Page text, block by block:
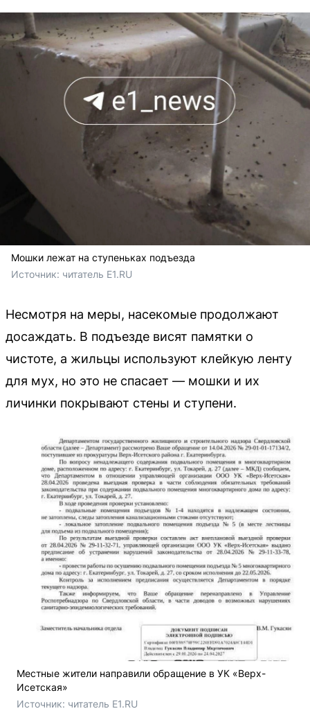
Мошки лежат на ступеньках подъезда
Источник: читатель E1.RU
Несмотря на меры, насекомые продолжают
досаждать. В подъезде висят памятки о
чистоте, а жильцы используют клейкую ленту
для мух, но это не спасает — мошки и их
личинки покрывают стены и ступени.
Местные жители направили обращение в УК «Верх-
Исетская»
Источник: читатель E1.RU